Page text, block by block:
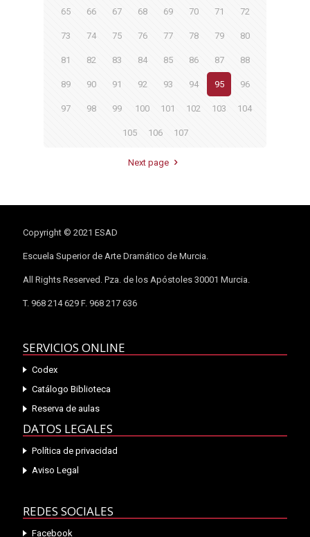
65 66 67 68 69 70 71 72
73 74 75 76 77 78 79 80
81 82 83 84 85 86 87 88
89 90 91 92 93 94 95 96
97 98 99 100 101 102 103 104
105 106 107
Next page
Copyright © 2021 ESAD
Escuela Superior de Arte Dramático de Murcia.
All Rights Reserved. Pza. de los Apóstoles 30001 Murcia.
T. 968 214 629 F. 968 217 636
SERVICIOS ONLINE
Codex
Catálogo Biblioteca
Reserva de aulas
DATOS LEGALES
Política de privacidad
Aviso Legal
REDES SOCIALES
Facebook